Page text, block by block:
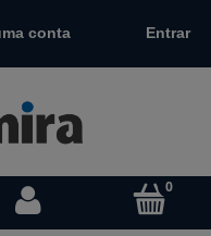
conta Entrar